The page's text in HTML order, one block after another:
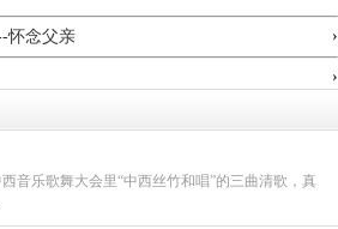
而我的话只有那团思念而颤抖的新
，我别向后吸，吸，城堡，姐妹，
，我别 吸到不愿面对的现实。
切一切的美好只能在梦里出现
，她没有力量去改变它，她知识希
她要自由!而她却只能在梦与现实之
怀念父亲 ›
›
音乐歌舞大会里“中西丝竹和唱”的三曲清歌，真